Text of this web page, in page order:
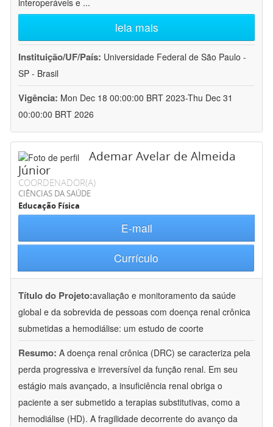
interoperáveis e ...
leia mais
Instituição/UF/País: Universidade Federal de São Paulo -
SP - Brasil
Vigência: Mon Dec 18 00:00:00 BRT 2023-Thu Dec 31
00:00:00 BRT 2026
Ademar Avelar de Almeida
Júnior
COORDENADOR(A)
CIÊNCIAS DA SAÚDE
Educação Física
E-mail
Currículo
Título do Projeto:avaliação e monitoramento da saúde
global e da sobrevida de pessoas com doença renal crônica
submetidas a hemodiálise: um estudo de coorte
Resumo: A doença renal crônica (DRC) se caracteriza pela
perda progressiva e irreversível da função renal. Em seu
estágio mais avançado, a insuficiência renal obriga o
paciente a ser submetido a terapias substitutivas, como a
hemodiálise (HD). A fragilidade decorrente do avanço da